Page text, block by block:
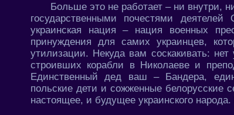
Больше это не работает – ни внутри,
государственными почестями
украинская нация – нация военных
принуждения для самих украинцев,
утилизации. Некуда вам соскакивать:
строивших корабли в Николаеве и
Единственный дед ваш – Бандера,
польские дети и сожженные белорусские
настоящее, и будущее украинского